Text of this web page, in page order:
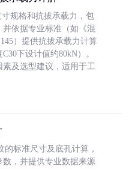
规格和抗拔承载力，包
依据专业标准（如《混
）提供抗拔承载力计算
下设计值约80kN）。
及选型建议，适用于工
的标准尺寸及底孔计算，
，并提供专业数据来源